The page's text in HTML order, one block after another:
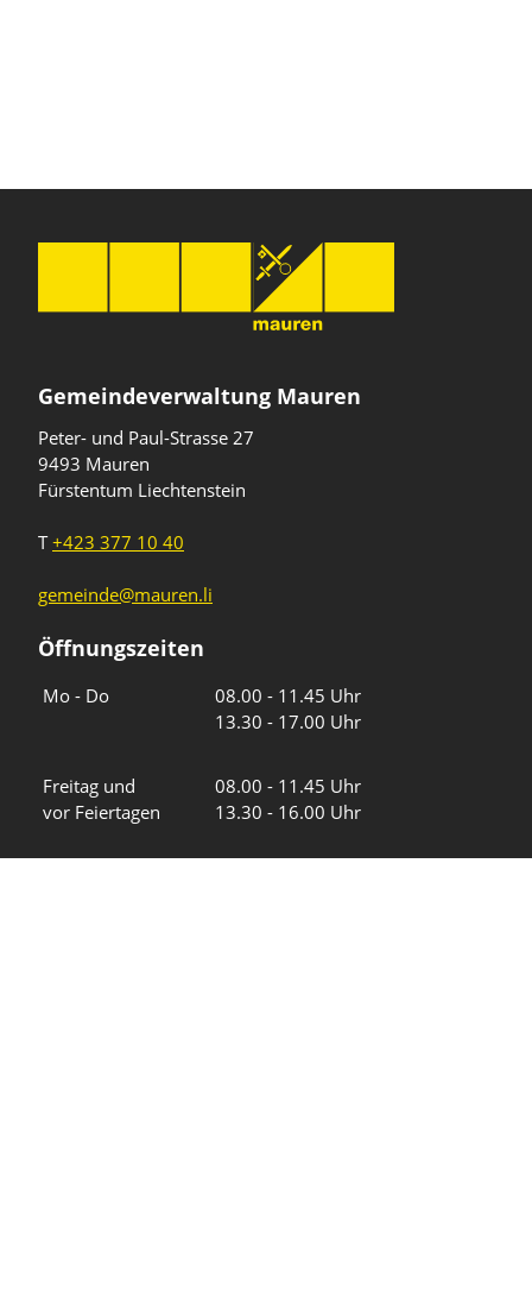
Gemeindeverwaltung Mauren
Peter- und Paul-Strasse 27
9493 Mauren
Fürstentum Liechtenstein
T+423 377 10 40
gemeinde@mauren.li
Öffnungszeiten
Mo - Do
08.00 - 11.45 Uhr
13.30 - 17.00 Uhr
Freitag und
vor Feiertagen
08.00 - 11.45 Uhr
13.30 - 16.00 Uhr